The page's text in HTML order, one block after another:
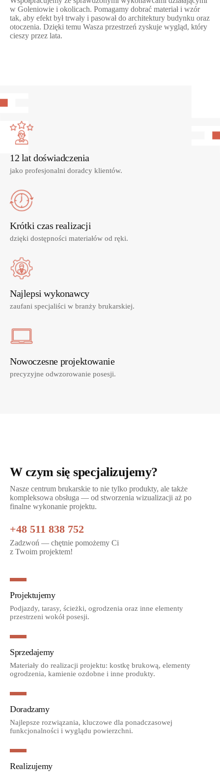
w Goleniowie i okolicach. Pomagamy dobrać materiał i wzór
tak, aby efekt był trwały i pasował do architektury budynku oraz
otoczenia. Dzięki temu Wasza przestrzeń zyskuje wygląd, który
cieszy przez lata.
12 lat doświadczenia
jako profesjonalni doradcy klientów.
Krótki czas realizacji
dzięki dostępności materiałów od ręki.
Najlepsi wykonawcy
zaufani specjaliści w branży brukarskiej.
Nowoczesne projektowanie
precyzyjne odwzorowanie posesji.
W czym się specjalizujemy?
Nasze centrum brukarskie to nie tylko produkty, ale także
kompleksowa obsługa — od stworzenia wizualizacji aż po
finalne wykonanie projektu.
+48 511 838 752
Zadzwoń — chętnie pomożemy Ci
z Twoim projektem!
Projektujemy
Podjazdy, tarasy, ścieżki, ogrodzenia oraz inne elementy
przestrzeni wokół posesji.
Sprzedajemy
Materiały do realizacji projektu: kostkę brukową, elementy
ogrodzenia, kamienie ozdobne i inne produkty.
Doradzamy
Najlepsze rozwiązania, kluczowe dla ponadczasowej
funkcjonalności i wyglądu powierzchni.
Realizujemy